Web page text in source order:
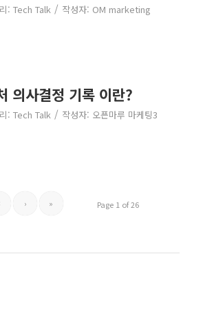
: Tech Talk / 작성자: OM marketing
의사결정 기록 이란?
: Tech Talk / 작성자: 오픈마루 마케팅3
Page 1 of 26
› »